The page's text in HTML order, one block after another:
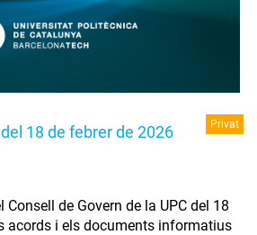
18 de febrer de 2026 Privat
de Govern de la UPC del 18
acords i els documents informatius